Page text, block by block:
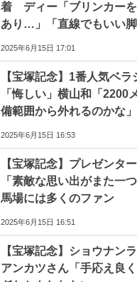
着 ディー「ブリンカーを
あり…」「直線でもいい脚
2025年6月15日 17:01
【宝塚記念】1番人気ベ
「悔しい」横山和「2200
備範囲から外れるのかな」
2025年6月15日 16:53
【宝塚記念】プレゼンタ
「素敵な思い出がまた
馬場には多くのファン
2025年6月15日 16:51
【宝塚記念】ショウナン
アンカツさん「手応え良